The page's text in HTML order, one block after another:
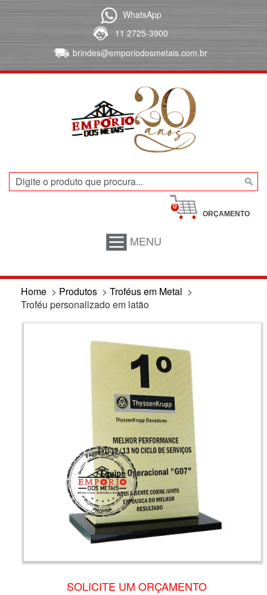
WhatsApp
11 2725-3900
brindes@emporiodosmetais.com.br
0
ORÇAMENTO
MENU
Home > Produtos > Troféus em Metal >
Troféu personalizado em latão
SOLICITE UM ORÇAMENTO